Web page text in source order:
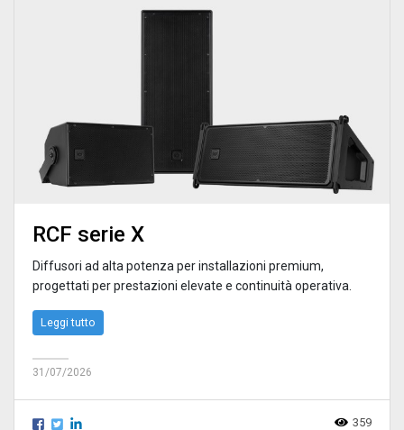
RCF serie X
Diffusori ad alta potenza per installazioni premium,
progettati per prestazioni elevate e continuità operativa.
Leggi tutto
31/07/2026
359